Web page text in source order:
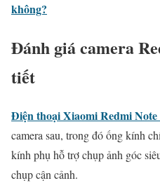
không?
Đánh giá camera
tiết
Điện thoại Xiaomi Redmi Note
camera sau, trong đó ống kính
kính phụ hỗ trợ chụp ảnh góc
chụp cận cảnh.